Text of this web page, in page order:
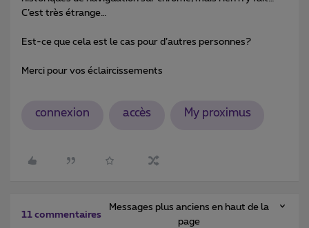
C’est très étrange…
Est-ce que cela est le cas pour d’autres personnes?
Merci pour vos éclaircissements
connexion accès My proximus
11 commentaires
Messages plus anciens en haut de la
page